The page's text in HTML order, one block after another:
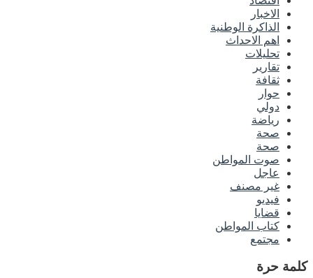
الاخبار
الذاكرة الوطنية
اهم الاحداث
تحليلات
تقارير
ثقافة
حوار
دولي
رياضة
صحة
صحة
صوت المواطن
عاجل
غير مصنف
فيديو
قضايا
كتاب المواطن
مجتمع
كلمة حرة